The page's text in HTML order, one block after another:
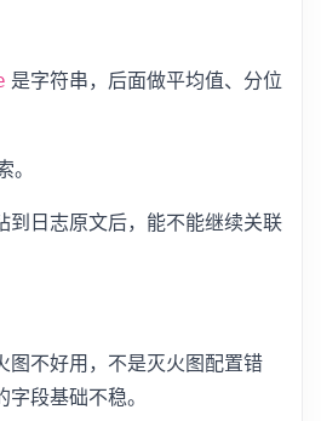
是字符串，后面做平均值、分位
到日志原文后，能不能继续关联
图不好用，不是灭火图配置错
段基础不稳。